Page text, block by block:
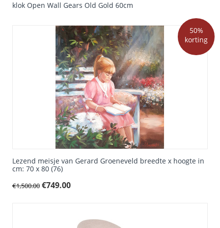
klok Open Wall Gears Old Gold 60cm
50%
korting
Lezend meisje van Gerard Groeneveld breedte x hoogte in
cm: 70 x 80 (76)
€1,500.00 €749.00